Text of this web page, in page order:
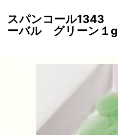
スパンコール1343
ーバル グリーン１g